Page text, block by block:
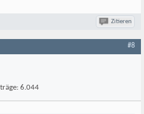
Zitieren
#8
6.044